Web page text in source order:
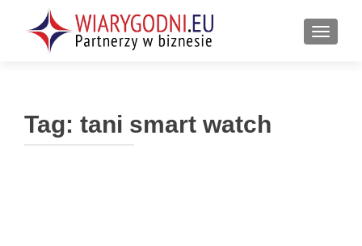
Tag: tani smart watch